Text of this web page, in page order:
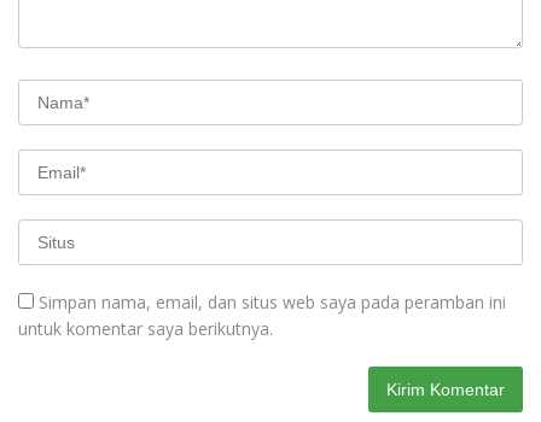
Simpan nama, email, dan situs web saya pada peramban ini
untuk komentar saya berikutnya.